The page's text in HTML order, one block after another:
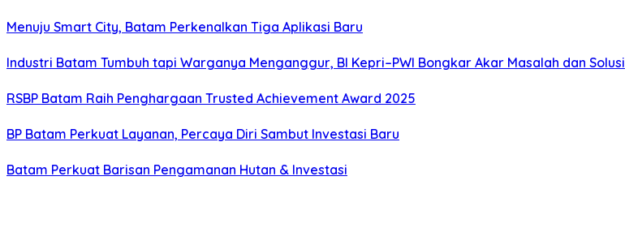
Menuju Smart City, Batam Perkenalkan Tiga Aplikasi Baru
Industri Batam Tumbuh tapi Warganya Menganggur, BI Kepri–PWI Bongkar Akar Masalah dan Solusi
RSBP Batam Raih Penghargaan Trusted Achievement Award 2025
BP Batam Perkuat Layanan, Percaya Diri Sambut Investasi Baru
Batam Perkuat Barisan Pengamanan Hutan & Investasi